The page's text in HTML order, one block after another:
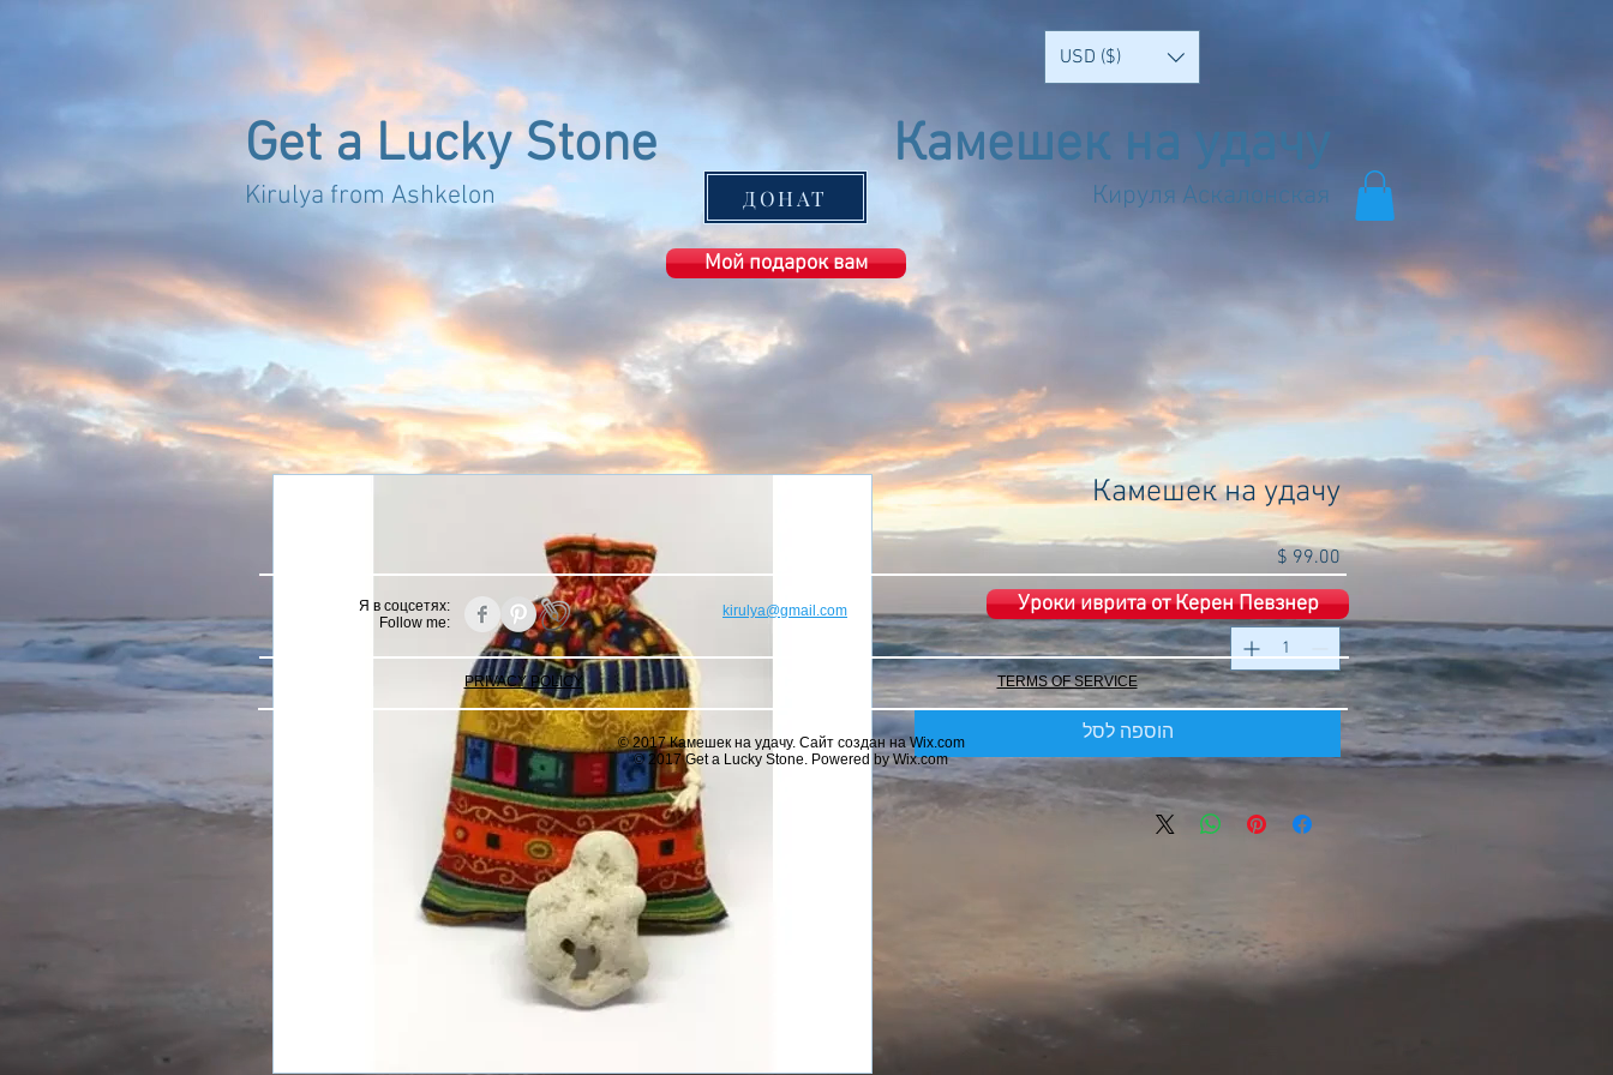
USD ($)
Get a Lucky Stone
Kirulya from Ashkelon ДОНАТ
Камешек на удачу
Кируля Аскалонская
Мой подарок вам
Камешек на удачу
כמות *
הוספה לסל
Я в соцсетях:
Follow me:
kirulya@gmail.com Уроки иврита от Керен Певзнер
PRIVACY POLICY TERMS OF SERVICE
© 2017 Камешек на удачу. Сайт создан наWix.com
© 2017 Get a Lucky Stone. Powered by Wix.com